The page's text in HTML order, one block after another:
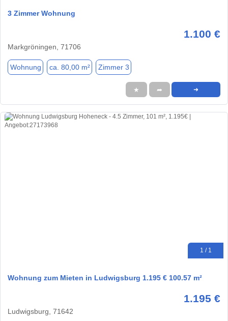
3 Zimmer Wohnung
1.100 €
Markgröningen, 71706
Wohnung ca. 80,00 m² Zimmer 3
★ ➦ ➜
1 / 1
Wohnung zum Mieten in Ludwigsburg 1.195 € 100.57 m²
1.195 €
Ludwigsburg, 71642